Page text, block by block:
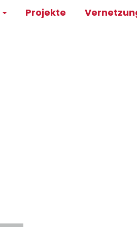
Projekte